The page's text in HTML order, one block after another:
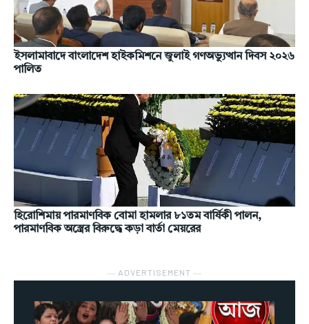
ইসলামাবাদে বাংলাদেশ হাইকমিশনে জুলাই গণঅভ্যুত্থান দিবস ২০২৬
পালিত
হিরোশিমায় পারমাণবিক বোমা হামলার ৮১তম বার্ষিকী পালন,
পারমাণবিক অস্ত্রের বিরুদ্ধে কড়া বার্তা মেয়রের
― ADVERTISEMENT ―